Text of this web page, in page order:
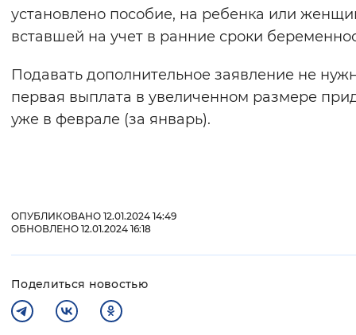
установлено пособие, на ребенка или
вставшей на учет в ранние сроки
Подавать дополнительное заявление не
первая выплата в увеличенном размере
уже в феврале (за январь).
ОПУБЛИКОВАНО 12.01.2024 14:49
ОБНОВЛЕНО 12.01.2024 16:18
Поделиться новостью